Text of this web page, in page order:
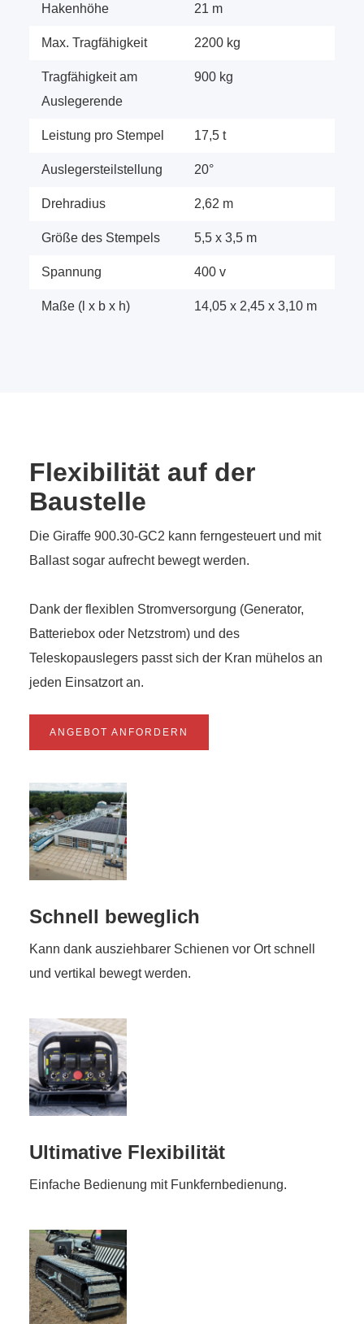
Hakenhöhe 21 m
Max. Tragfähigkeit 2200 kg
Tragfähigkeit am
Auslegerende
900 kg
Leistung pro Stempel 17,5 t
Auslegersteilstellung 20°
Drehradius 2,62 m
Größe des Stempels 5,5 x 3,5 m
Spannung 400 v
Maße (l x b x h) 14,05 x 2,45 x 3,10 m
Flexibilität auf der
Baustelle
Die Giraffe 900.30-GC2 kann ferngesteuert und mit
Ballast sogar aufrecht bewegt werden.
Dank der flexiblen Stromversorgung (Generator,
Batteriebox oder Netzstrom) und des
Teleskopauslegers passt sich der Kran mühelos an
jeden Einsatzort an.
ANGEBOT ANFORDERN
Schnell beweglich
Kann dank ausziehbarer Schienen vor Ort schnell
und vertikal bewegt werden.
Ultimative Flexibilität
Einfache Bedienung mit Funkfernbedienung.